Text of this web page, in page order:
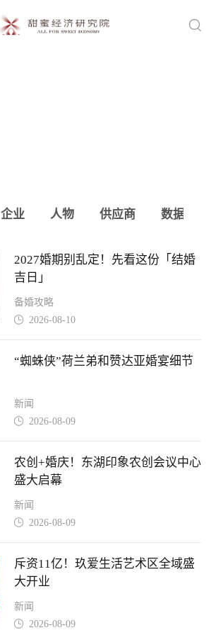

企业 人物 供应商 数据
2027婚期别乱定！先看这份「结婚
吉日」
备婚攻略
 2026-08-10
“蜘蛛侠”荷兰弟和赞达亚婚宴细节
新闻
 2026-08-09
农创+婚庆！东湖印象农创会议中心
盛大启幕
新闻
 2026-08-09
斥资11亿！玖爱生活艺术区全域盛
大开业
新闻
 2026-08-09